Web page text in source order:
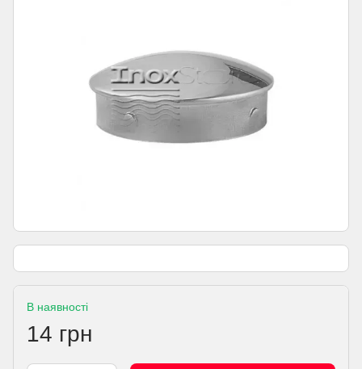
В наявності
14 грн